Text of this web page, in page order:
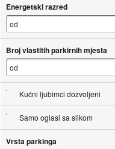
Energetski razred
Broj vlastitih parkirnih mjesta
Kućni ljubimci dozvoljeni
Samo oglasi sa slikom
Vrsta parkinga